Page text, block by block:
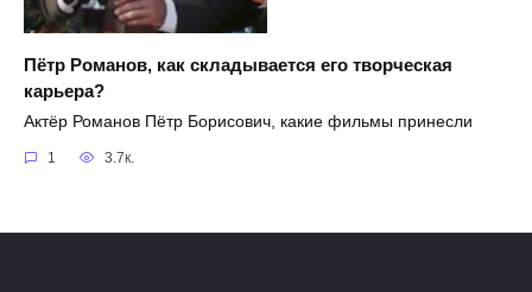
Пётр Романов, как складывается его творческая
карьера?
Актёр Романов Пётр Борисович, какие фильмы принесли
1 3.7к.